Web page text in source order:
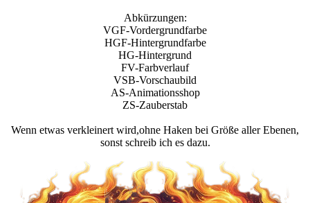
Abkürzungen:
VGF-Vordergrundfarbe
HGF-Hintergrundfarbe
HG-Hintergrund
FV-Farbverlauf
VSB-Vorschaubild
AS-Animationsshop
ZS-Zauberstab
Wenn etwas verkleinert wird,ohne Haken bei Größe aller Ebenen,
sonst schreib ich es dazu.